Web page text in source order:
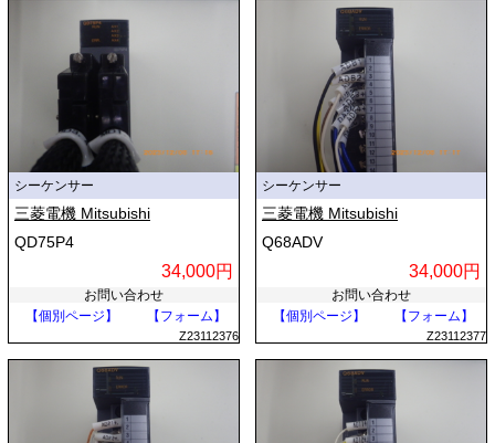
シーケンサー
三菱電機 Mitsubishi
QD75P4
34,000円
お問い合わせ
【個別ページ】
【フォーム】
Z23112376
シーケンサー
三菱電機 Mitsubishi
Q68ADV
34,000円
お問い合わせ
【個別ページ】
【フォーム】
Z23112377